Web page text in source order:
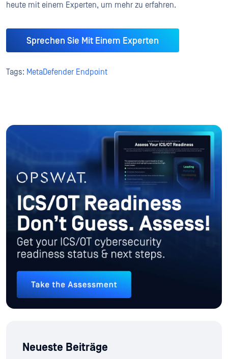
heute mit einem Experten, um mehr zu erfahren.
Sprechen Sie Mit Einem Experten
Tags: MetaDefender Endpoint
Neueste Beiträge